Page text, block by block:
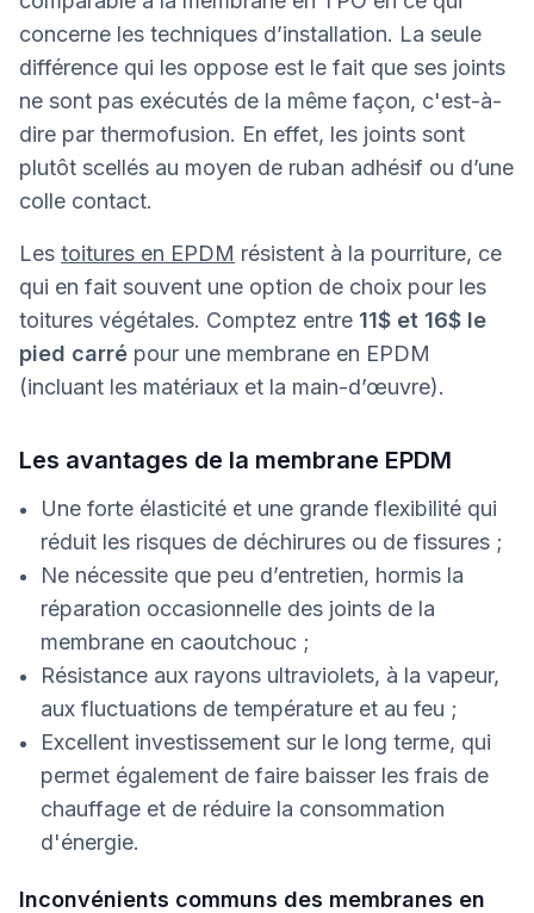
concerne les techniques d’installation. La seule
différence qui les oppose est le fait que ses joints
ne sont pas exécutés de la même façon, c'est-à-
dire par thermofusion. En effet, les joints sont
plutôt scellés au moyen de ruban adhésif ou d’une
colle contact.
Les toitures en EPDM résistent à la pourriture, ce
qui en fait souvent une option de choix pour les
toitures végétales. Comptez entre 11$ et 16$ le
pied carré pour une membrane en EPDM
(incluant les matériaux et la main-d’œuvre).
Les avantages de la membrane EPDM
Une forte élasticité et une grande flexibilité qui
réduit les risques de déchirures ou de fissures ;
Ne nécessite que peu d’entretien, hormis la
réparation occasionnelle des joints de la
membrane en caoutchouc ;
Résistance aux rayons ultraviolets, à la vapeur,
aux fluctuations de température et au feu ;
Excellent investissement sur le long terme, qui
permet également de faire baisser les frais de
chauffage et de réduire la consommation
d'énergie.
Inconvénients communs des membranes en